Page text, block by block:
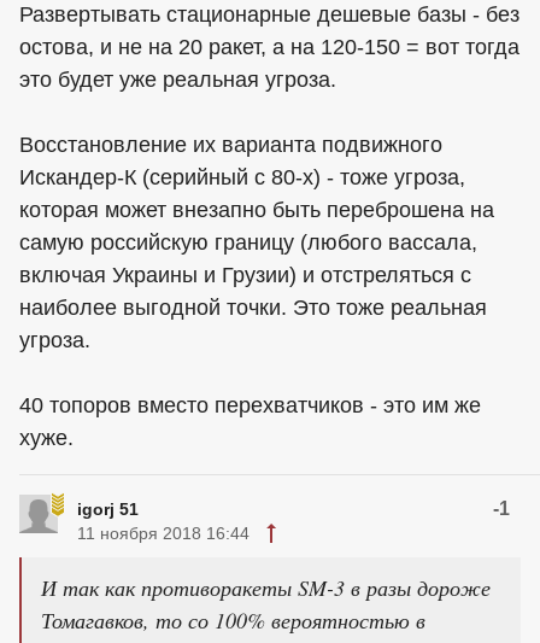
Развертывать стационарные дешевые базы - без
остова, и не на 20 ракет, а на 120-150 = вот тогда
это будет уже реальная угроза.
Восстановление их варианта подвижного
Искандер-К (серийный с 80-х) - тоже угроза,
которая может внезапно быть переброшена на
самую российскую границу (любого вассала,
включая Украины и Грузии) и отстреляться с
наиболее выгодной точки. Это тоже реальная
угроза.
40 топоров вместо перехватчиков - это им же
хуже.
igorj 51 -1
11 ноября 2018 16:44
И так как противоракеты SM-3 в разы дороже
Томагавков, то со 100% вероятностью в